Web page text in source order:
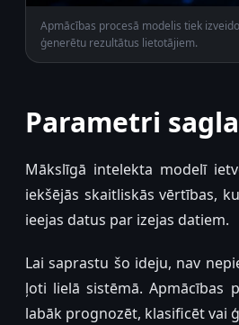
Apmācības procesā modelis tiek
ģenerētu rezultātus lietotājiem.
Parametri
Mākslīgā intelekta modelī
iekšējās skaitliskās vērtības,
ieejas datus par izejas datiem.
Lai saprastu šo ideju, nav
ļoti lielā sistēmā. Apmācības
labāk prognozēt, klasificēt vai